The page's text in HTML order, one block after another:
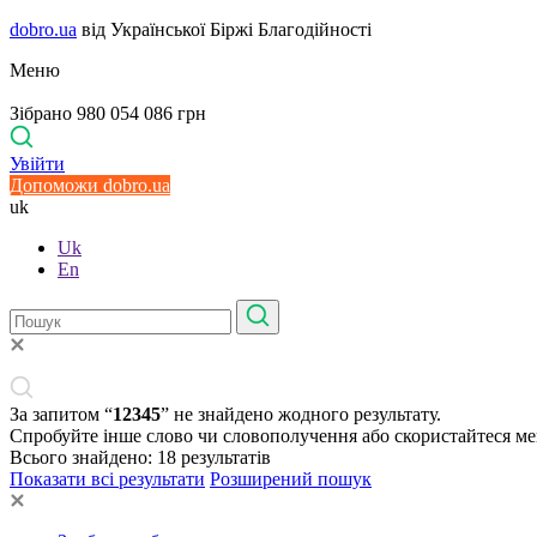
dobro.ua від Української Біржі Благодійності
Меню
Зібрано 980 054 086 грн
Увійти
Допоможи dobro.ua
uk
Uk
En
За запитом “12345” не знайдено жодного результату.
Спробуйте інше слово чи словополучення або скористайтеся
Всього знайдено: 18 результатів
Показати всі результати Розширений пошук